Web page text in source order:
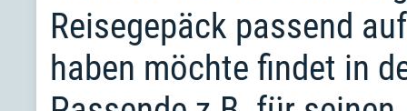
Reisegepäck passend
haben möchte findet in